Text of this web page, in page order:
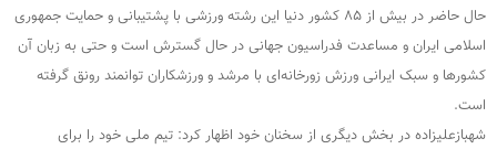
حال حاضر در بیش از ۸۵ کشور دنیا این رشته ورزشی با پشتیبانی و حمایت جمهوری
اسلامی ایران و مساعدت فدراسیون جهانی در حال گسترش است و حتی به زبان آن
کشورها و سبک ایرانی ورزش زورخانه‌ای با مرشد و ورزشکاران توانمند رونق گرفته
است.
شهبازعلیزاده در بخش دیگری از سخنان خود اظهار کرد: تیم ملی خود را برای